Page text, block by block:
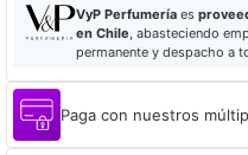
VyP Perfumeríaes
en Chile, abasteciendo
permanente y despacho a
Paga con nuestros